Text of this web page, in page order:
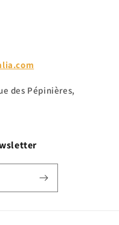
des Pépinières,